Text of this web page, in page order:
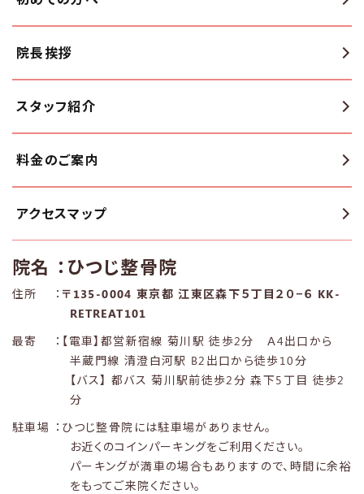
院長挨拶
スタッフ紹介
料金のご案内
アクセスマップ
院名 ：ひつじ整骨院
住所 ： 〒135-0004 東京都 江東区森下５丁目２０−６ KK-
RETREAT101
最寄
：【電車】都営新宿線 菊川駅 徒歩2分 Ａ4出口から
半蔵門線 清澄白河駅 B2出口から徒歩10分
【バス】 都バス 菊川駅前徒歩2分 森下5丁目 徒歩2
分
駐車場 ：ひつじ整骨院には駐車場がありません。
お近くのコインパーキングをご利用ください。
パーキングが満車の場合もありますので、時間に余裕
をもってご来院ください。